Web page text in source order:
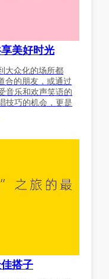
美好时光
大众化的场所都
合的朋友，或通过
音乐和欢声笑语的
技巧的机会，更是
搭子